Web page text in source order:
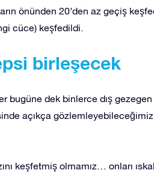
önünden 20’den az geçiş
cüce) keşfedildi.
birleşecek
bugüne dek binlerce dış
açıkça
keşfetmiş olmamız… onları